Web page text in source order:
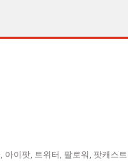
, 아이팟, 트위터 , 팔로워 , 팟캐스트